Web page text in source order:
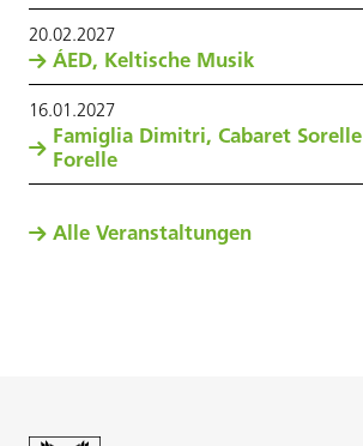
20.02.2027
ÁED, Keltische Musik
16.01.2027
Famiglia Dimitri, Cabaret Sorelle
Forelle
Alle Veranstaltungen